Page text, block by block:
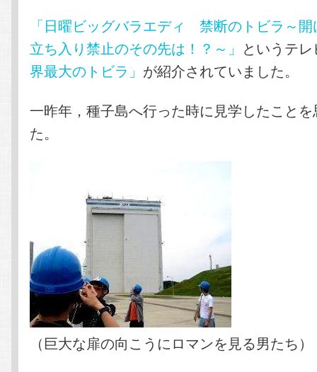
「日曜ビッグバラエディ 禁断のトビラ～
立ち入り禁止のその先は！？～」 というテ
界最大のトビラ」 が紹介されていました。
一昨年，種子島へ行った時に見学したこと
た。
（巨大な扉の向こうにロマンを見る男たち）